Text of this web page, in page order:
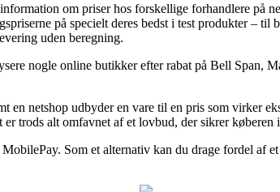
om priser hos forskellige forhandlere på
på specielt deres bedst i test produkter –
uden beregning.
nogle online butikker efter rabat på Bell Span,
en netshop udbyder en vare til en pris som virker
trods alt omfavnet af et lovbud, der sikrer køberen
Som et alternativ kan du drage fordel af